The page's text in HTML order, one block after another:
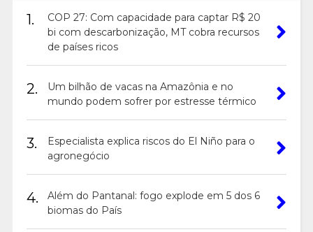
1.
COP 27: Com capacidade para captar R$ 20
bi com descarbonização, MT cobra recursos
de países ricos
2.
Um bilhão de vacas na Amazônia e no
mundo podem sofrer por estresse térmico
3.
Especialista explica riscos do El Niño para o
agronegócio
4.
Além do Pantanal: fogo explode em 5 dos 6
biomas do País